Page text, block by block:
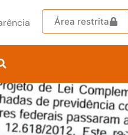
Área restrita